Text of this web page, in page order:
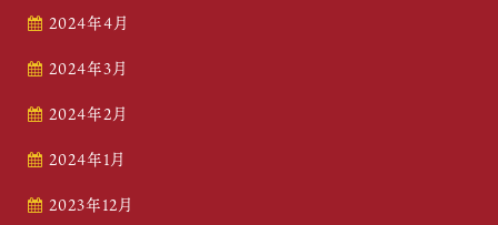
2024年4月
2024年3月
2024年2月
2024年1月
2023年12月